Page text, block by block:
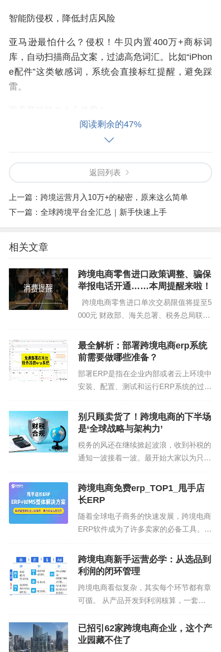
智能防侵权，降低封店风险
亚马逊最怕什么？侵权！牛贝内置400万+商标词
库，自动扫描商品文案，过滤高危词汇。比如“iPhon
e配件”这类敏感词，系统会直接标红提醒，避免踩
雷。
先摸清平台规则，别盲目跟风。
系统对接多家跨境物流商，支持中转仓代发，还能
降低了15%。
学习成本不低：功能虽多，但操作界面复杂，新手
可能需要1-2周适应。
O、独立服务器），价格可能翻倍。
过度依赖有风险：ERP是工具，不是“万能药”，选品
和运营策略才是核心。
铺货型卖家：每天上架大量商品，手动操作效率太
低。
物流头疼户：想优化发货流程，降低物流成本。
总结：牛贝ERP确实能帮小白省时提效，但别指望
它“一夜暴富”。跨境生意，工具只是辅助，真正的竞
标签: 跨境电商 ERP工具
效率提升
阅读剩余的47%
返回列表
上一篇： 跨境运营月入10万+的秘密，原来这么简单
下一篇： 全球跨境平台全汇总｜新手快速上手
相关文章
跨境电商零售进口政策调整、骗保
举报电话开通……本周提醒来啦！
跨境电商零售进口单次交易限值将提至5
000元 财政部、海关总署、税务总局联合
策，提高享受税收优惠政策的商品限额上
限，扩大清单范围。通知自2019年1月1
最全解析：部署跨境电商erp系统
前需要做哪些准备？
部署ERP是指在企业内部或者云上环境中
安装、配置、测试和运行ERP系统的过
具体情况，选择合适的部署方式，包括本
地部署和云部署。 本地部署是指将ERP
别只顾卖货了！跨境电商的下半场
是‘全球战略与架构力’
税务的风还在继续掀起波浪，收到补税的
通知一波接着一波。最开始大家以为只是
抽薪式的严打，跨境业务更核心的问题在
被灵魂拷问着：合规之后，我们的跨境业
跨境电商免费erp_TOP1_甩手店
长ERP
随着全球电子商务的快速发展，跨境电商
ERP软件成为了许多卖家的必备工具。跨
理全球业务，包括产品、订单、采购、仓
储、财务统计等核心模块。本文将介绍跨
跨境电商新手运营必学：从选品到
利润的闭环管理
跨境电商看似复杂，其实每个环节都有章
可循。 从产品开发到利润核算，一套成
稳定增长。 今天，我们可以把跨境电商
精品卖家的完整运营链路拆成七个关键环
已招引62家跨境电商企业，这个产
业园藏不住了